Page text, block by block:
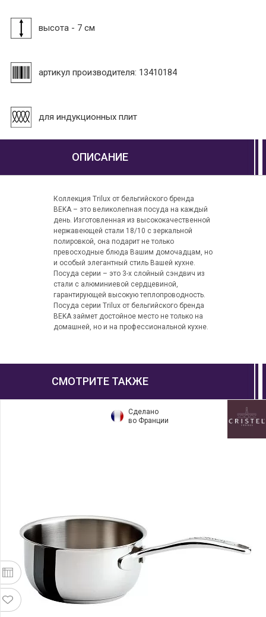
высота - 7 см
артикул производителя: 13410184
для индукционных плит
ОПИСАНИЕ
Коллекция Trilux от бельгийского бренда
BEKA – это великолепная посуда на каждый
день. Изготовленная из высококачественной
нержавеющей стали 18/10 с зеркальной
полировкой, она подарит не только
превосходные блюда Вашим домочадцам, но
и особый элегантный стиль Вашей кухне.
Посуда серии – это 3-х слойный сэндвич из
стали с алюминиевой сердцевиной,
гарантирующей высокую теплопроводность.
Посуда серии Trilux от бельгийского бренда
BEKA займет достойное место не только на
домашней, но и на профессиональной кухне.
СМОТРИТЕ ТАКЖЕ
Сделано
во Франции